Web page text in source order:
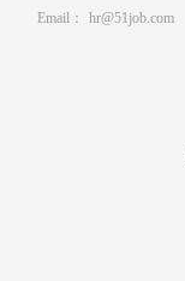
Email：
hr@51job.com